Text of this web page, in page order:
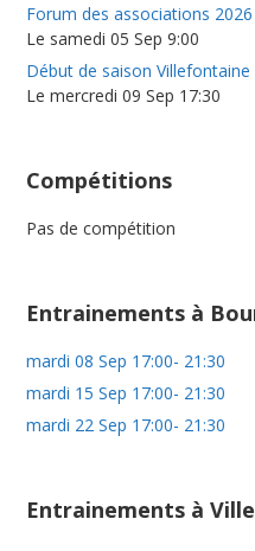
Forum des associations
Le samedi 05 Sep 9:00
Début de saison
Le mercredi 09 Sep 17:30
Compétitions
Pas de compétition
Entrainements à
mardi 08 Sep 17:00- 21:30
mardi 15 Sep 17:00- 21:30
mardi 22 Sep 17:00- 21:30
Entrainements à